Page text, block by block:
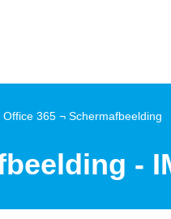
Office 365 ¬ Schermafbeelding
-